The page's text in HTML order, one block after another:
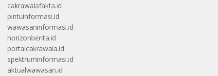
cakrawalafakta.id
pintuinformasi.id
wawasaninformasi.id
horizonberita.id
portalcakrawala.id
spektruminformasi.id
aktualwawasan.id